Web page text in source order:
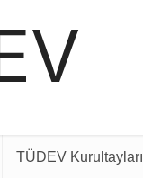
TÜDEV Kurultayları